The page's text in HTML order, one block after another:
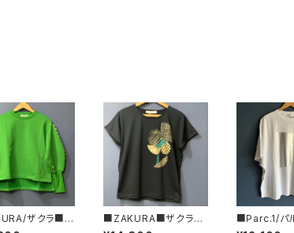
ザクラ■丸
ナー■3722-
■ZAKURA■ザクラ■
メタルフラワーTシャツ
■Parc.1/パ
箔プリントカ